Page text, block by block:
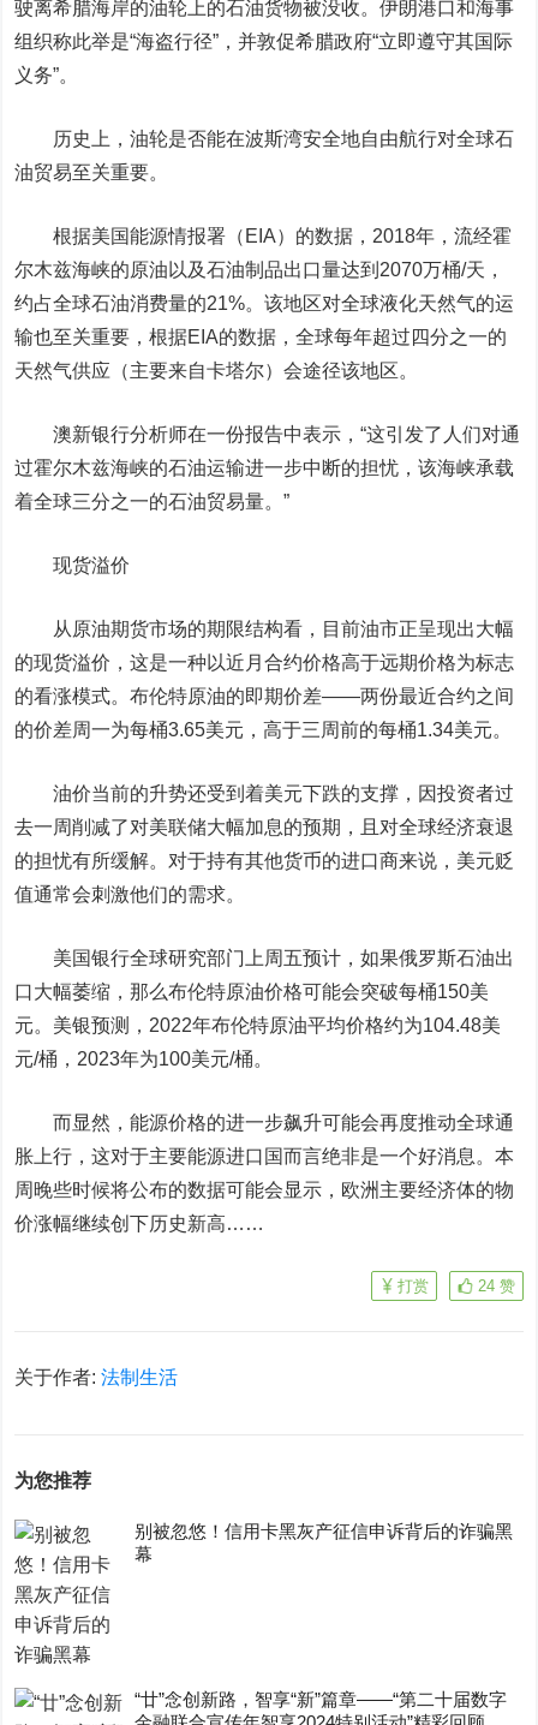
驶离希腊海岸的油轮上的石油货物被没收。伊朗港口和海事
组织称此举是“海盗行径”，并敦促希腊政府“立即遵守其国际
义务”。
历史上，油轮是否能在波斯湾安全地自由航行对全球石
油贸易至关重要。
根据美国能源情报署（EIA）的数据，2018年，流经霍
尔木兹海峡的原油以及石油制品出口量达到2070万桶/天，
约占全球石油消费量的21%。该地区对全球液化天然气的运
输也至关重要，根据EIA的数据，全球每年超过四分之一的
天然气供应（主要来自卡塔尔）会途径该地区。
澳新银行分析师在一份报告中表示，“这引发了人们对通
过霍尔木兹海峡的石油运输进一步中断的担忧，该海峡承载
着全球三分之一的石油贸易量。”
现货溢价
从原油期货市场的期限结构看，目前油市正呈现出大幅
的现货溢价，这是一种以近月合约价格高于远期价格为标志
的看涨模式。布伦特原油的即期价差——两份最近合约之间
的价差周一为每桶3.65美元，高于三周前的每桶1.34美元。
油价当前的升势还受到着美元下跌的支撑，因投资者过
去一周削减了对美联储大幅加息的预期，且对全球经济衰退
的担忧有所缓解。对于持有其他货币的进口商来说，美元贬
值通常会刺激他们的需求。
美国银行全球研究部门上周五预计，如果俄罗斯石油出
口大幅萎缩，那么布伦特原油价格可能会突破每桶150美
元。 美银预测，2022年布伦特原油平均价格约为104.48美
元/桶，2023年为100美元/桶。
而显然，能源价格的进一步飙升可能会再度推动全球通
胀上行，这对于主要能源进口国而言绝非是一个好消息。本
周晚些时候将公布的数据可能会显示，欧洲主要经济体的物
价涨幅继续创下历史新高……
24 赞
打赏
关于作者:法制生活
为您推荐
别被忽悠！信用卡黑灰产征信申诉背后的诈骗黑
幕
“廿”念创新路，智享“新”篇章——“第二十届数字